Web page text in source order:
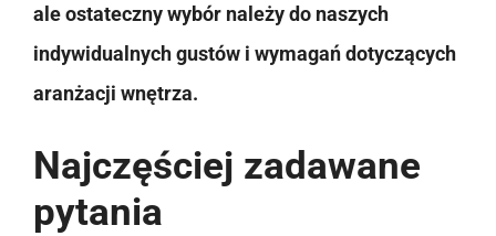
ale ostateczny wybór należy do naszych
indywidualnych gustów i wymagań dotyczących
aranżacji wnętrza.
Najczęściej zadawane
pytania